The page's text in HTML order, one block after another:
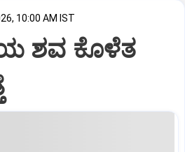
10:00 AM IST
ಶವ ಕೊಳೆತ